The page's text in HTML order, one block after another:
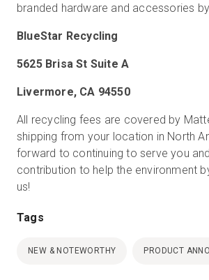
branded hardware and accessories
BlueStar Recycling
5625 Brisa St Suite A
Livermore, CA 94550
All recycling fees are covered by
shipping from your location in North
forward to continuing to serve you
contribution to help the environment
us!
Tags
NEW & NOTEWORTHY PRODUCT